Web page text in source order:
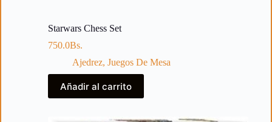
Starwars Chess Set
750.0Bs.
Ajedrez, Juegos De Mesa
Añadir al carrito